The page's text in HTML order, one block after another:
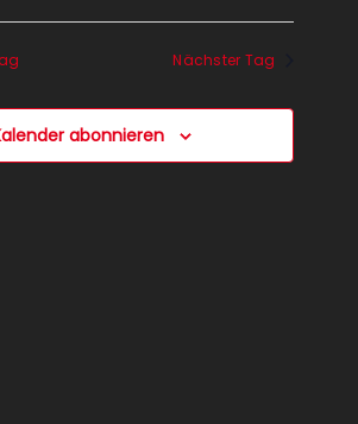
Nächster Tag
abonnieren